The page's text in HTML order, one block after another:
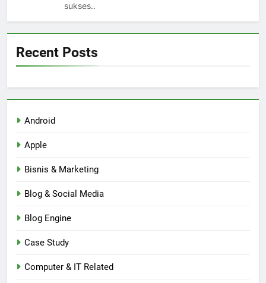
sukses..
Recent Posts
Android
Apple
Bisnis & Marketing
Blog & Social Media
Blog Engine
Case Study
Computer & IT Related